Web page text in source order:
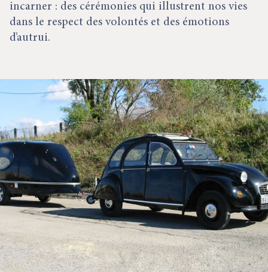
incarner : des cérémonies qui illustrent nos vies
dans le respect des volontés et des émotions
d’autrui.